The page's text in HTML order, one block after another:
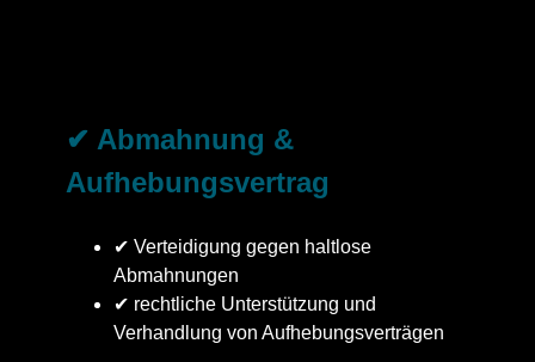
✔ Abmahnung &
Aufhebungsvertrag
✔ Verteidigung gegen haltlose
Abmahnungen
✔ rechtliche Unterstützung und
Verhandlung von Aufhebungsverträgen